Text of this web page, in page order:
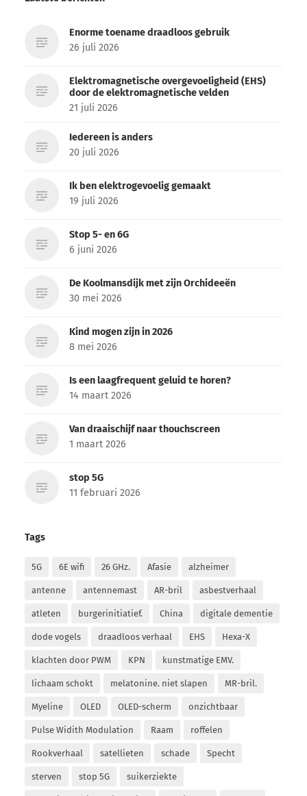
Enorme toename draadloos gebruik
26 juli 2026
Elektromagnetische overgevoeligheid (EHS)
door de elektromagnetische velden
21 juli 2026
Iedereen is anders
20 juli 2026
Ik ben elektrogevoelig gemaakt
19 juli 2026
Stop 5- en 6G
6 juni 2026
De Koolmansdijk met zijn Orchideeën
30 mei 2026
Kind mogen zijn in 2026
8 mei 2026
Is een laagfrequent geluid te horen?
14 maart 2026
Van draaischijf naar thouchscreen
1 maart 2026
stop 5G
11 februari 2026
Tags
5G 6E wifi 26 GHz. Afasie alzheimer
antenne antennemast AR-bril asbestverhaal
atleten burgerinitiatief. China digitale dementie
dode vogels draadloos verhaal EHS Hexa-X
klachten door PWM KPN kunstmatige EMV.
lichaam schokt melatonine. niet slapen MR-bril.
Myeline OLED OLED-scherm onzichtbaar
Pulse Widith Modulation Raam roffelen
Rookverhaal satellieten schade Specht
sterven stop 5G suikerziekte